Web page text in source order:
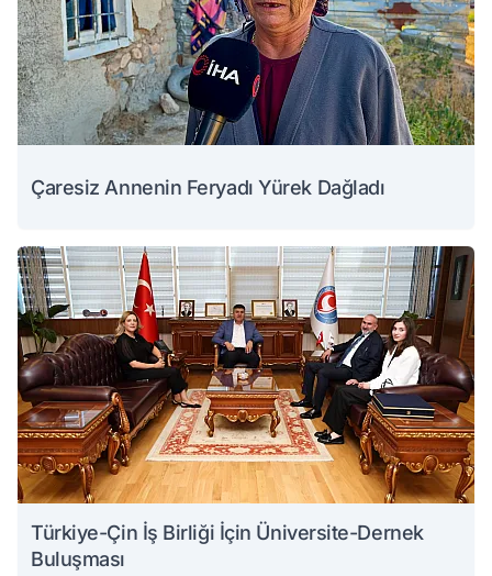
Çaresiz Annenin Feryadı Yürek Dağladı
Türkiye-Çin İş Birliği İçin Üniversite-Dernek
Buluşması